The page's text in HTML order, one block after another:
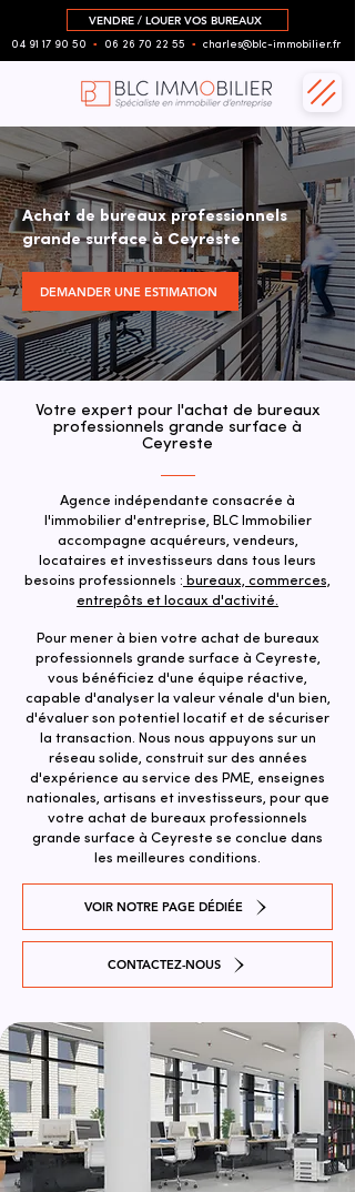
VENDRE / LOUER VOS BUREAUX
04 91 17 90 50 ▪︎ 06 26 70 22 55 ▪︎ charles@blc-immobilier.fr
Achat de bureaux professionnels
grande surface à Ceyreste
DEMANDER UNE ESTIMATION
Votre expert pour l'achat de bureaux
professionnels grande surface à
Ceyreste
Agence indépendante consacrée à
l'immobilier d'entreprise, BLC Immobilier
accompagne acquéreurs, vendeurs,
locataires et investisseurs dans tous leurs
besoins professionnels : bureaux, commerces,
entrepôts et locaux d'activité.
Pour mener à bien votre achat de bureaux
professionnels grande surface à Ceyreste,
vous bénéficiez d'une équipe réactive,
capable d'analyser la valeur vénale d'un bien,
d'évaluer son potentiel locatif et de sécuriser
la transaction. ​Nous nous appuyons sur un
réseau solide, construit sur des années
d'expérience au service des PME, enseignes
nationales, artisans et investisseurs, pour que
votre achat de bureaux professionnels
grande surface à Ceyreste se conclue dans
les meilleures conditions.
VOIR NOTRE PAGE DÉDIÉE
CONTACTEZ-NOUS